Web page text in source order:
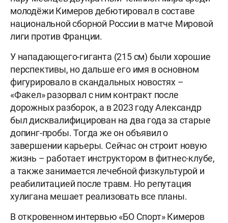
молодёжи Кимеров дебютировал в составе
национальной сборной России в матче Мировой
лиги против Франции.
У нападающего-гиганта (215 см) были хорошие
перспективы, но дальше его имя в основном
фигурировало в скандальных новостях –
«Факел» разорвал с ним контракт после
дорожных разборок, а в 2023 году Александр
был дисквалифицирован на два года за старые
допинг-пробы. Тогда же он объявил о
завершении карьеры. Сейчас он строит новую
жизнь – работает инструктором в фитнес-клубе,
а также занимается лечебной физкультурой и
реабилитацией после травм. Но репутация
хулигана мешает реализовать все планы.
В откровенном интервью «БО Спорт» Кимеров